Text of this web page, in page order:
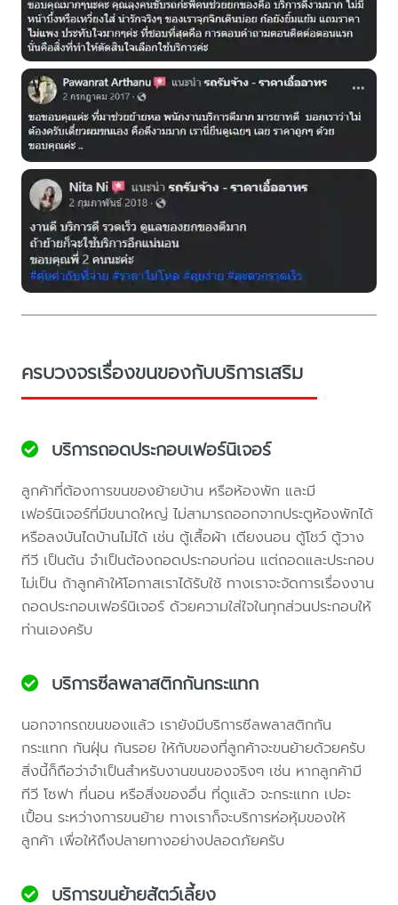
ครบวงจรเรื่องขนของกับบริการเสริม
บริการถอดประกอบเฟอร์นิเจอร์
ลูกค้าที่ต้องการขนของย้ายบ้าน หรือห้องพัก และมี
เฟอร์นิเจอร์ที่มีขนาดใหญ่ ไม่สามารถออกจากประตูห้องพักได้
หรือลงบันไดบ้านไม่ได้ เช่น ตู้เสื้อผ้า เตียงนอน ตู้โชว์ ตู้วาง
ทีวี เป็นต้น จำเป็นต้องถอดประกอบก่อน แต่ถอดและประกอบ
ไม่เป็น ถ้าลูกค้าให้โอกาสเราได้รับใช้ ทางเราจะจัดการเรื่องงาน
ถอดประกอบเฟอร์นิเจอร์ ด้วยความใส่ใจในทุกส่วนประกอบให้
ท่านเองครับ
บริการซีลพลาสติกกันกระแทก
นอกจากรถขนของแล้ว เรายังมีบริการซีลพลาสติกกัน
กระแทก กันฝุ่น กันรอย ให้กับของที่ลูกค้าจะขนย้ายด้วยครับ
สิ่งนี้ก็ถือว่าจำเป็นสำหรับงานขนของจริงๆ เช่น หากลูกค้ามี
ทีวี โซฟา ที่นอน หรือสิ่งของอื่น ที่ดูแล้ว จะกระแทก เปอะ
เปื้อน ระหว่างการขนย้าย ทางเราก็จะบริการห่อหุ้มของให้
ลูกค้า เพื่อให้ถึงปลายทางอย่างปลอดภัยครับ
บริการขนย้ายสัตว์เลี้ยง